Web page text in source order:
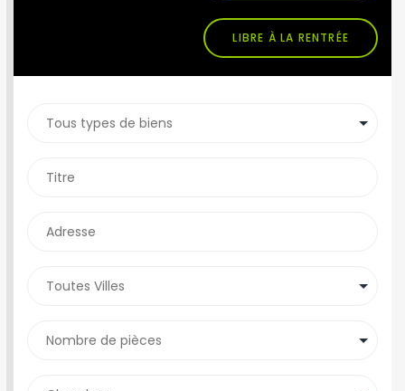
LIBRE À LA RENTRÉE